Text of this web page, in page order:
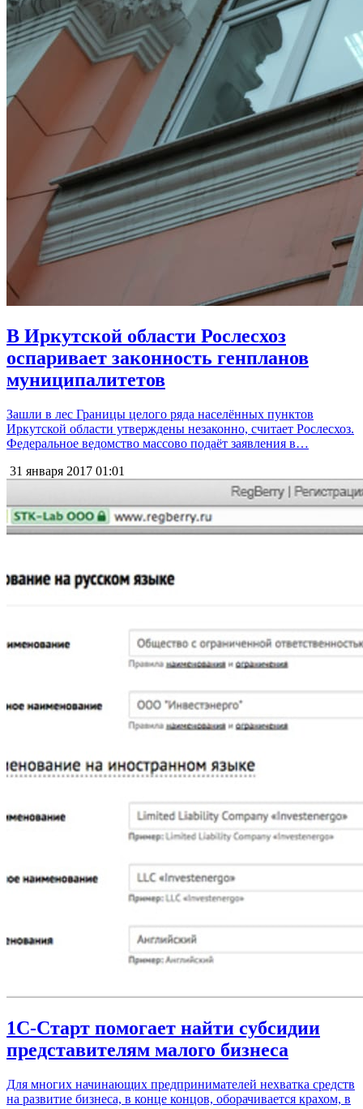
В Иркутской области Рослесхоз
оспаривает законность генпланов
муниципалитетов
Зашли в лес Границы целого ряда населённых пунктов
Иркутской области утверждены незаконно, считает Рослесхоз.
Федеральное ведомство массово подаёт заявления в…
31 января 2017 01:01
1С-Старт помогает найти субсидии
представителям малого бизнеса
Для многих начинающих предпринимателей нехватка средств
на развитие бизнеса, в конце концов, оборачивается крахом, в